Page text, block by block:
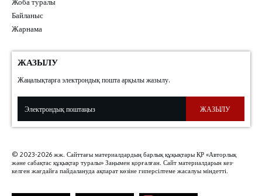
Жоба туралы
Байланыс
Жарнама
ЖАЗЫЛУ
Жаңалықтарға электрондық пошта арқылы жазылу.
ЖАЗЫЛУ
© 2023-2026 жж. Сайттағы материалдардың барлық құқықтары ҚР «Авторлық
және сабақтас құқықтар туралы» Заңымен қорғалған. Сайт материалдарын кез-
келген жағдайға пайдалануда ақпарат көзіне гиперсілтеме жасалуы міндетті.